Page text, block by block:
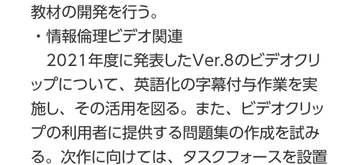
教材の開発を行う。
・情報倫理ビデオ関連
2021年度に発表したVer.8のビデオクリ
ップについて、英語化の字幕付与作業を実
施し、その活用を図る。また、ビデオクリッ
プの利用者に提供する問題集の作成を試み
る。次作に向けては、タスクフォースを設置